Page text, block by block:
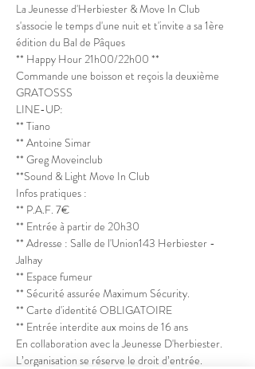
La Jeunesse d'Herbiester & Move In Club
s'associe le temps d'une nuit et t'invite a sa 1ère
édition du Bal de Pâques
** Happy Hour 21h00/22h00 **
Commande une boisson et reçois la deuxième
GRATOSSS
LINE-UP:
** Tiano
** Antoine Simar
** Greg Moveinclub
**Sound & Light Move In Club
Infos pratiques :
** P.A.F. 7€
** Entrée à partir de 20h30
** Adresse : Salle de l'Union143 Herbiester -
Jalhay
** Espace fumeur
** Sécurité assurée Maximum Sécurity.
** Carte d'identité OBLIGATOIRE
** Entrée interdite aux moins de 16 ans
En collaboration avec la Jeunesse D'herbiester.
L’organisation se réserve le droit d’entrée.